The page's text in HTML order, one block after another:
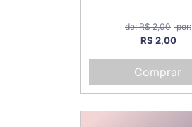
de: R$ 2,00 por:
R$ 2,00
Comprar